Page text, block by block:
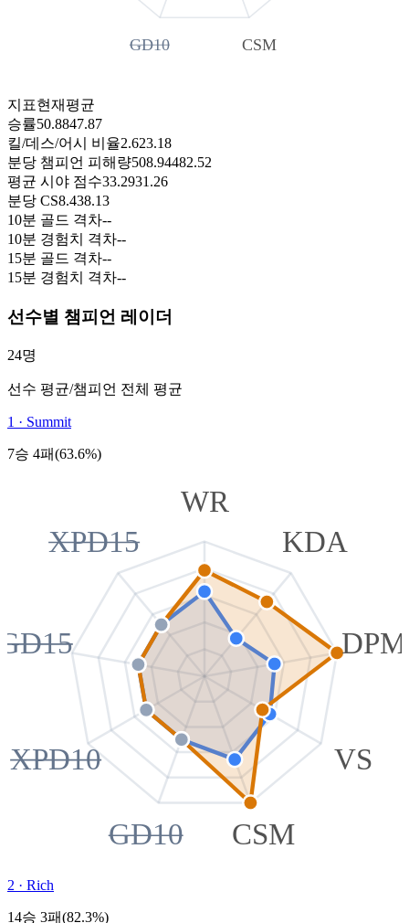
CSM
GD10
지표현재평균
승률50.8847.87
킬/데스/어시 비율2.623.18
분당 챔피언 피해량508.94482.52
평균 시야 점수33.2931.26
분당 CS8.438.13
10분 골드 격차--
10분 경험치 격차--
15분 골드 격차--
15분 경험치 격차--
선수별 챔피언 레이더
24명
선수 평균/챔피언 전체 평균
1 · Summit
7승 4패(63.6%)
WR
KDA
DPM
VS
CSM
GD10
XPD10
XPD15
2 · Rich
14승 3패(82.3%)